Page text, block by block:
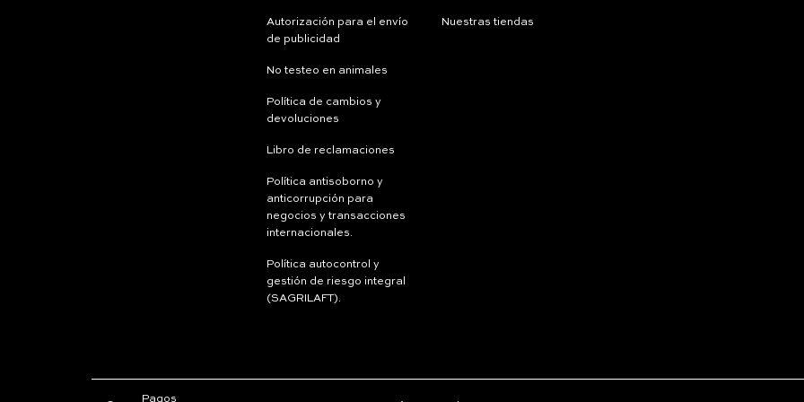
Autorización para el envío
de publicidad
No testeo en animales
Política de cambios y
devoluciones
Libro de reclamaciones
Política antisoborno y
anticorrupción para
negocios y transacciones
internacionales.
Política autocontrol y
gestión de riesgo integral
(SAGRILAFT).
Nuestras tiendas
Pagos